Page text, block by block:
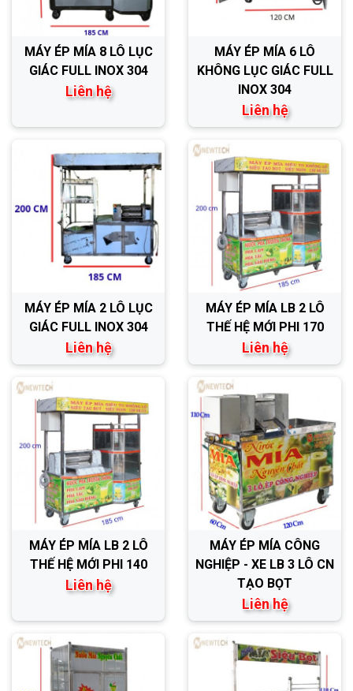
MÁY ÉP MÍA 8 LÔ LỤC
GIÁC FULL INOX 304
Liên hệ
MÁY ÉP MÍA 6 LÔ
KHÔNG LỤC GIÁC FULL
INOX 304
Liên hệ
MÁY ÉP MÍA 2 LÔ LỤC
GIÁC FULL INOX 304
Liên hệ
MÁY ÉP MÍA LB 2 LÔ
THẾ HỆ MỚI PHI 170
Liên hệ
MÁY ÉP MÍA LB 2 LÔ
THẾ HỆ MỚI PHI 140
Liên hệ
MÁY ÉP MÍA CÔNG
NGHIỆP - XE LB 3 LÔ CN
TẠO BỌT
Liên hệ